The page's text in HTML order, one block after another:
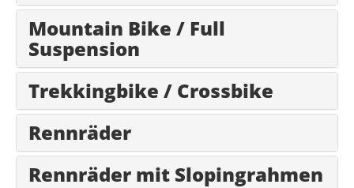
Mountain Bike / Full
Suspension
Trekkingbike / Crossbike
Rennräder
Rennräder mit Slopingrahmen